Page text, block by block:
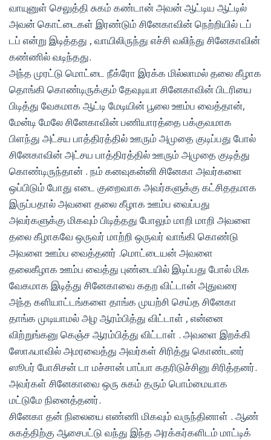
வாயுனுள் செலுத்தி சுகம் கண்டான் அவன் ஆட்டிய ஆட்டில்
அவன் கொட்டைகள் இரண்டும் சினேகாவின் நெற்றியில் டப்
டப் என்று இடித்தது , வாயிலிருந்து எச்சி வலிந்து சினேகாவின்
கண்ணில் வடிந்தது.
அந்த முரட்டு மொட்டை நீக்ரோ இரக்க மில்லாமல் தலை கீழாக
தொங்கி கொண்டிருக்கும் தேவுடியா சினேகாவின் பிடரியை
பிடித்து வேகமாக ஆட்டி மேடியின் பூலை ஊம்ப வைத்தான்,
மேன்டி மேலே சினேகாவின் பணியாரத்தை பக்குவமாக
பிளந்து அட்சய பாத்திரத்தில் ஊரும் அமுதை குடிப்பது போல்
சினேகாவின் அட்சய பாத்திரத்தில் ஊரும் அமுதை குடித்து
கொண்டிருந்தான் . நம் கனவுகன்னி சினேகா அவர்களை
ஒப்பிடும் போது எடை குறைவாக அவர்களுக்கு கட்சிததமாக
இருப்பதால் அவளை தலை கீழாக ஊம்ப வைப்பது
அவர்களுக்கு மிகவும் பிடித்தது போலும் மாறி மாறி அவளை
தலை கீழாகவே ஒருவர் மாற்றி ஒருவர் வாங்கி கொண்டு
அவளை ஊம்ப வைத்தனர் .மொட்டையன் அவளை
தலைகீழாக ஊம்ப வைத்து புண்டையில் இடிப்பது போல் மிக
வேகமாக இடித்து சினேகாவை கதற விட்டான் அதுவரை
அந்த களியாட்டங்களை தாங்க முயற்சி செய்த சினேகா
தாங்க முடியாமல் அழ ஆரம்பித்து விட்டாள் , என்னை
விற்றுங்கனு கெஞ்ச ஆரம்பித்து விட்டாள் . அவளை இறக்கி
ஸோஃபாவில் அமரவைத்து அவர்கள் சிரித்து கொண்டனர்
ஸூபர் போசிசன் டா மச்சான் பாப்பா கதரிடுச்சினு சிரித்தனர்.
அவர்கள் சினேகாவை ஒரு சுகம் தரும் பொம்மையாக
மட்டுமே நினைத்தனர்.
சினேகா தன் நிலையை எண்ணி மிகவும் வருந்தினாள் . ஆண்
சுகத்திற்கு ஆசைபட்டு வந்து இந்த அரக்கர்களிடம் மாட்டிக்